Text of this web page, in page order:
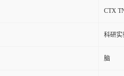
CTX
科研实
脑